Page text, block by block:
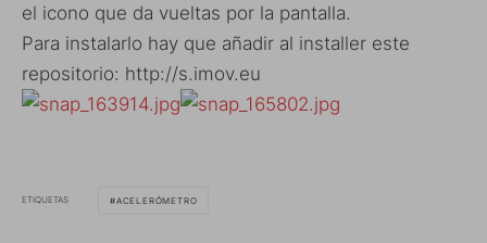
el icono que da vueltas por la pantalla.
Para instalarlo hay que añadir al installer este
repositorio: http://s.imov.eu
ETIQUETAS ACELERÓMETRO